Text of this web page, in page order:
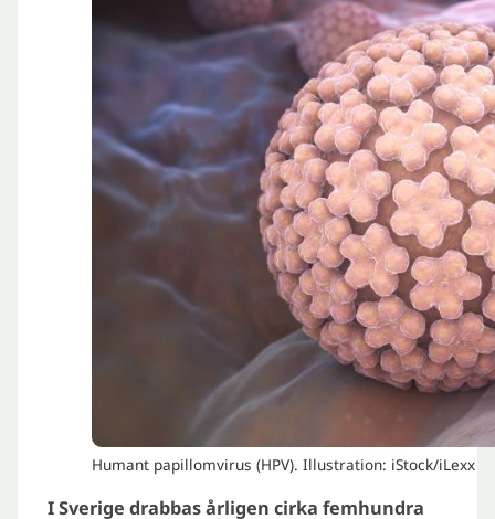
Humant papillomvirus (HPV). Illustration: iStock/iLexx
I Sverige drabbas årligen cirka femhundra